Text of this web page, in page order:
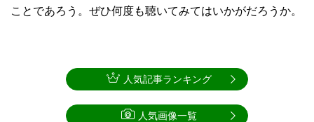
ことであろう。ぜひ何度も聴いてみてはいかがだろうか。
人気記事ランキング
人気画像一覧